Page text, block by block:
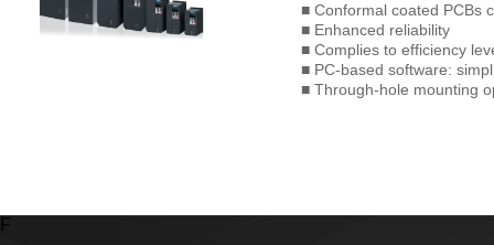
■ Conformal coated PCBs
■ Enhanced reliability
■ Complies to efficiency
■ PC-based software:
■ Through-hole mounting
F